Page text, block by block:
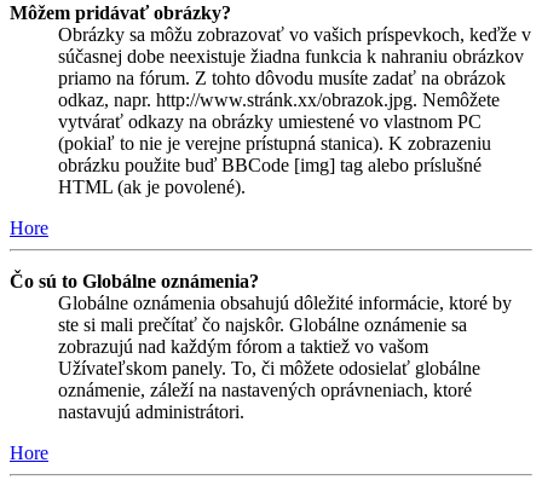
Môžem pridávať obrázky?
Obrázky sa môžu zobrazovať vo vašich príspevkoch, keďže v
súčasnej dobe neexistuje žiadna funkcia k nahraniu obrázkov
priamo na fórum. Z tohto dôvodu musíte zadať na obrázok
odkaz, napr. http://www.stránk.xx/obrazok.jpg. Nemôžete
vytvárať odkazy na obrázky umiestené vo vlastnom PC
(pokiaľ to nie je verejne prístupná stanica). K zobrazeniu
obrázku použite buď BBCode [img] tag alebo príslušné
HTML (ak je povolené).
Hore
Čo sú to Globálne oznámenia?
Globálne oznámenia obsahujú dôležité informácie, ktoré by
ste si mali prečítať čo najskôr. Globálne oznámenie sa
zobrazujú nad každým fórom a taktiež vo vašom
Užívateľskom panely. To, či môžete odosielať globálne
oznámenie, záleží na nastavených oprávneniach, ktoré
nastavujú administrátori.
Hore